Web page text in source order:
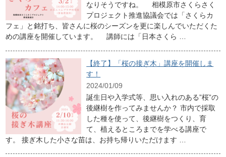
なりそうですね。 相模原市さくらさく
プロジェクト推進協議会では「さくらカ
フェ」と銘打ち、皆さんに桜のシーズンを更に楽しんでいただくた
めの講座を開催しています。 講師には「日本さくら …
【終了】「桜の接ぎ木」講座を開催しま
す！
2024/01/09
誕生日や入学式等、思い入れのある”桜”の
後継樹を作ってみませんか？ 市内で採取
した種を使って、後継樹をつくり、育
て、植えるところまでを学べる講座で
す。 接ぎ木した小さな苗は、お持ち帰りいただけます …